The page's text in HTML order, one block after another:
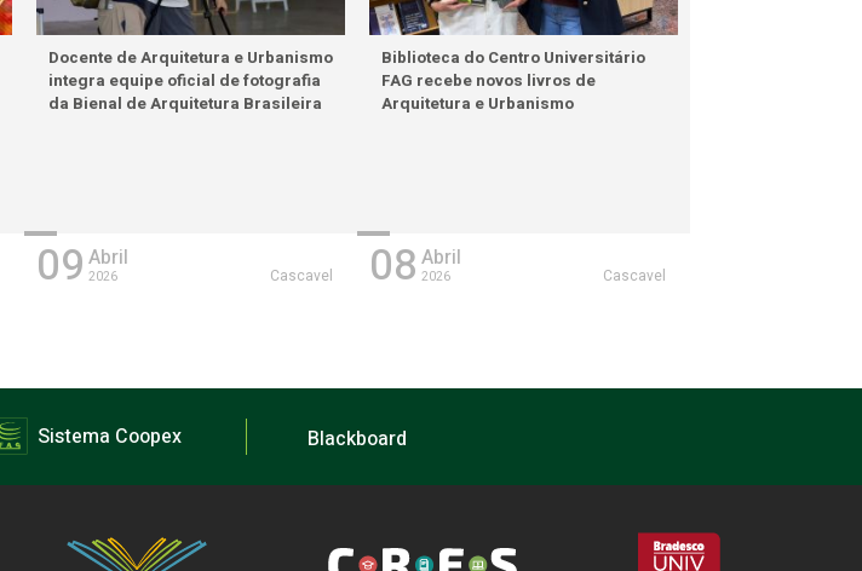
Docente de Arquitetura e Urbanismo
integra equipe oficial de fotografia
da Bienal de Arquitetura Brasileira
09 Abril
2026 Cascavel
Biblioteca do Centro Universitário
FAG recebe novos livros de
Arquitetura e Urbanismo
08 Abril
2026 Cascavel
Sistema Coopex Blackboard